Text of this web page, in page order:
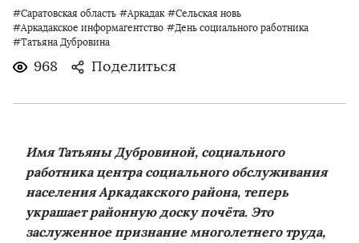
#Саратовская область #Аркадак #Сельская новь
#Аркадакское информагентство #День социального работника
#Татьяна Дубровина
968 Поделиться
Имя Татьяны Дубровиной, социального
работника центра социального обслуживания
населения Аркадакского района, теперь
украшает районную доску почёта. Это
заслуженное признание многолетнего труда,